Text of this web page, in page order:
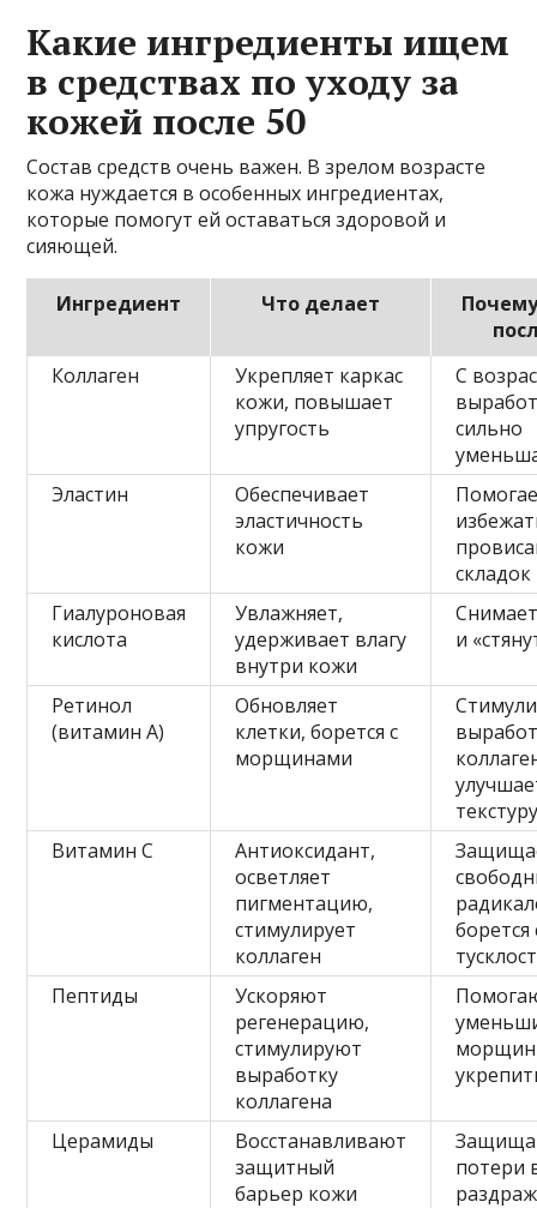
Какие ингредиенты ищем
в средствах по уходу за
кожей после 50
Состав средств очень важен. В зрелом возрасте
кожа нуждается в особенных ингредиентах,
которые помогут ей оставаться здоровой и
сияющей.
Ингредиент Что делает
Коллаген
Укрепляет каркас
кожи, повышает
упругость
С
сильно
Эластин
Обеспечивает
эластичность
кожи
складок
Гиалуроновая
кислота
Увлажняет,
удерживает влагу
внутри кожи
и
Ретинол
(витамин А)
Обновляет
клетки, борется с
морщинами
Витамин С
Антиоксидант,
осветляет
пигментацию,
стимулирует
коллаген
борется
Пептиды
Ускоряют
регенерацию,
стимулируют
выработку
коллагена
Церамиды
Восстанавливают
защитный
барьер кожи
потери